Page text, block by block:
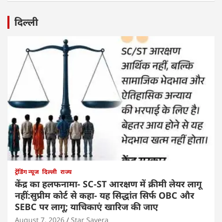
दिल्ली
ट्रेंडिंग न्यूज दिल्ली राज्य
केंद्र का हलफनामा- SC-ST आरक्षण में क्रीमी लेयर लागू
नहीं:सुप्रीम कोर्ट से कहा- यह सिद्धांत सिर्फ OBC और
SEBC पर लागू; याचिकाएं खारिज की जाए
August 7, 2026 Star Savera